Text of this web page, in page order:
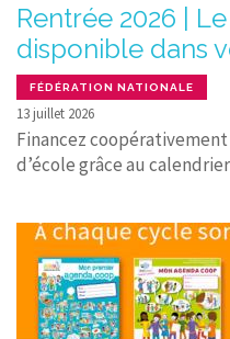
Rentrée 2026 |
disponible dans
FÉDÉRATION NATIONALE
13 juillet 2026
Financez
d’école grâce au calendrier